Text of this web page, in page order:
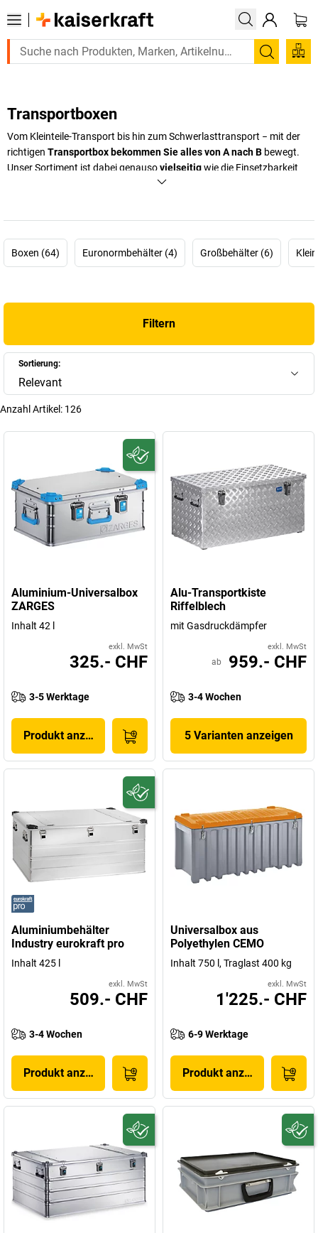
Suchen
Transportboxen
Vom Kleinteile-Transport bis hin zum Schwerlasttransport − mit der
richtigen Transportbox bekommen Sie alles von A nach B bewegt.
Unser Sortiment ist dabei genausovielseitigwie die Einsetzbarkeit
der Boxen: Ob Lagerbehälter, Sortimentskoffer oder
+Mehr anzeigen
Boxen (64)
Euronormbehälter (4) Großbehälter (6)
Filtern
Sortierung:
Relevant
Anzahl Artikel: 126
Aluminium-Universalbox
ZARGES
Inhalt 42 l
exkl. MwSt
325.- CHF
3-5 Werktage
Produkt anzeigen
Alu-Transportkiste
Riffelblech
mit Gasdruckdämpfer
exkl. MwSt
ab 959.- CHF
3-4 Wochen
5 Varianten anzeigen
Aluminiumbehälter
Industry eurokraft pro
Inhalt 425 l
exkl. MwSt
509.- CHF
3-4 Wochen
Produkt anzeigen
Universalbox aus
Polyethylen CEMO
Inhalt 750 l, Traglast 400 kg
exkl. MwSt
1'225.- CHF
6-9 Werktage
Produkt anzeigen